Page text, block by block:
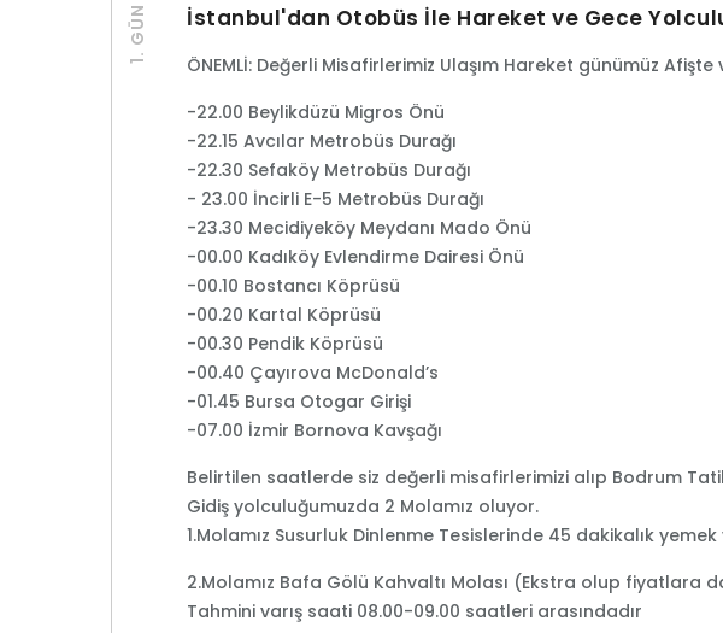
1. GÜN İstanbul'dan Otobüs İle Hareket ve Gece
ÖNEMLİ: Değerli Misafirlerimiz Ulaşım Hareket günümüz
-22.00 Beylikdüzü Migros Önü
-22.15 Avcılar Metrobüs Durağı
-22.30 Sefaköy Metrobüs Durağı
- 23.00 İncirli E-5 Metrobüs Durağı
-23.30 Mecidiyeköy Meydanı Mado Önü
-00.00 Kadıköy Evlendirme Dairesi Önü
-00.10 Bostancı Köprüsü
-00.20 Kartal Köprüsü
-00.30 Pendik Köprüsü
-00.40 Çayırova McDonald’s
-01.45 Bursa Otogar Girişi
-07.00 İzmir Bornova Kavşağı
Belirtilen saatlerde siz değerli misafirlerimizi alıp Bodrum
Gidiş yolculuğumuzda 2 Molamız oluyor.
1.Molamız Susurluk Dinlenme Tesislerinde 45 dakikalık
2.Molamız Bafa Gölü Kahvaltı Molası (Ekstra olup fiyatlara
Tahmini varış saati 08.00-09.00 saatleri arasındadır